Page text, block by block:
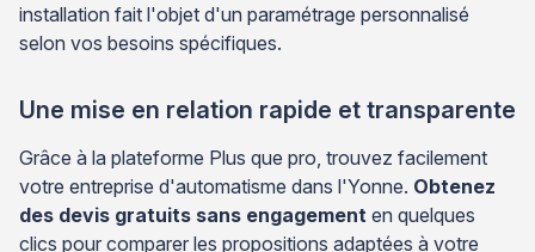
installation fait l'objet d'un paramétrage personnalisé
selon vos besoins spécifiques.
Une mise en relation rapide et transparente
Grâce à la plateforme Plus que pro, trouvez facilement
votre entreprise d'automatisme dans l'Yonne. Obtenez
des devis gratuits sans engagement en quelques
clics pour comparer les propositions adaptées à votre